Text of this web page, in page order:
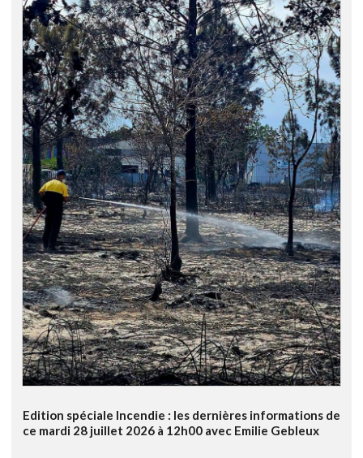
Edition spéciale Incendie : les dernières informations de
ce mardi 28 juillet 2026 à 12h00 avec Emilie Gebleux